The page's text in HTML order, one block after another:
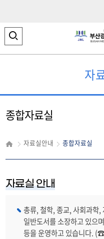
검
색
열
자
종합자료실
자료실안내 종합자료실
자료실 안내
총류, 철학, 종교, 사회과학
일반도서를 소장하고 있으
등을 운영하고 있습니다.